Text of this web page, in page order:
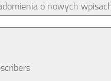
o nowych